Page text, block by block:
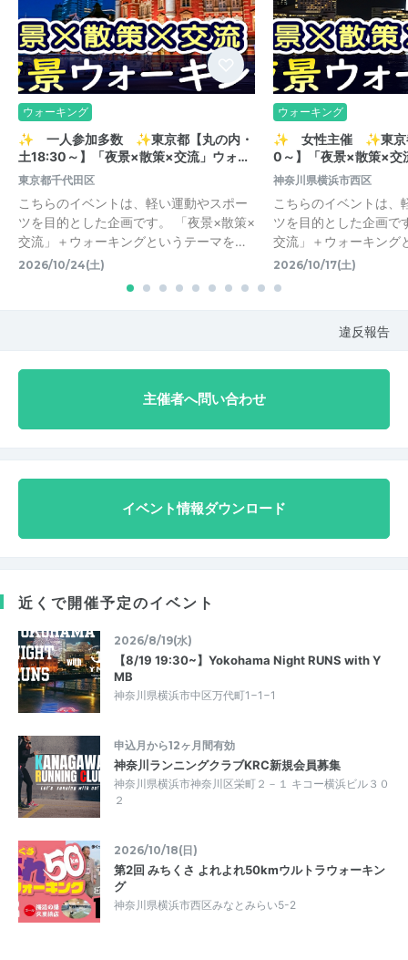
ウォーキング
✨ 一人参加多数 ✨東京都【丸の内・
土18:30～】「夜景×散策×交流」ウォ…
東京都千代田区
こちらのイベントは、軽い運動やスポー
ツを目的とした企画です。 「夜景×散策×
交流」＋ウォーキングというテーマを…
2026/10/24(土)
ウォーキング
✨ 女性主催 ✨東京
0～】「夜景×散策×交
神奈川県横浜市西区
こちらのイベントは、
ツを目的とした企画で
交流」＋ウォーキング
2026/10/17(土)
違反報告
主催者へ問い合わせ
イベント情報ダウンロード
近くで開催予定のイベント
2026/8/19(水)
【8/19 19:30~】Yokohama Night RUNS with Y
MB
神奈川県横浜市中区万代町1−1−1
申込月から12ヶ月間有効
神奈川ランニングクラブKRC新規会員募集
神奈川県横浜市神奈川区栄町２－１ キコー横浜ビル３０
２
2026/10/18(日)
第2回 みちくさ よれよれ50kmウルトラウォーキン
グ
神奈川県横浜市西区みなとみらい5-2